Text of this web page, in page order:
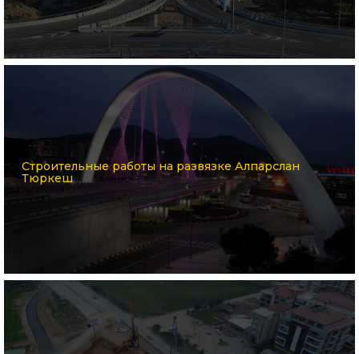
Строительные работы на развязке Алпарслан
Тюркеш